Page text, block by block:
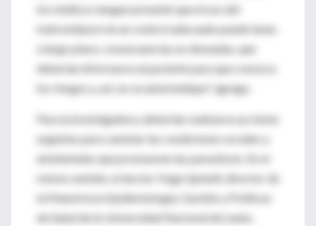
los médicos tengan presente que el uso del
metronidazol sin un control adecuado puede tener,
a largo plazo, consecuencias no deseadas, que
deberían informarse al paciente para que conozca
los riesgos y, así, no se automedique", agrega.
Para la investigadora, deberían realizarse acciones
urgentes para cambiar las condiciones sociales y
ambientales que promueven las parasitosis. En el
mismo sentido, el doctor Hugo Spinelli, director de
la Maestría en Epidemiología, Gestión y Políticas
de Salud de la Universidad Nacional de Lanús,